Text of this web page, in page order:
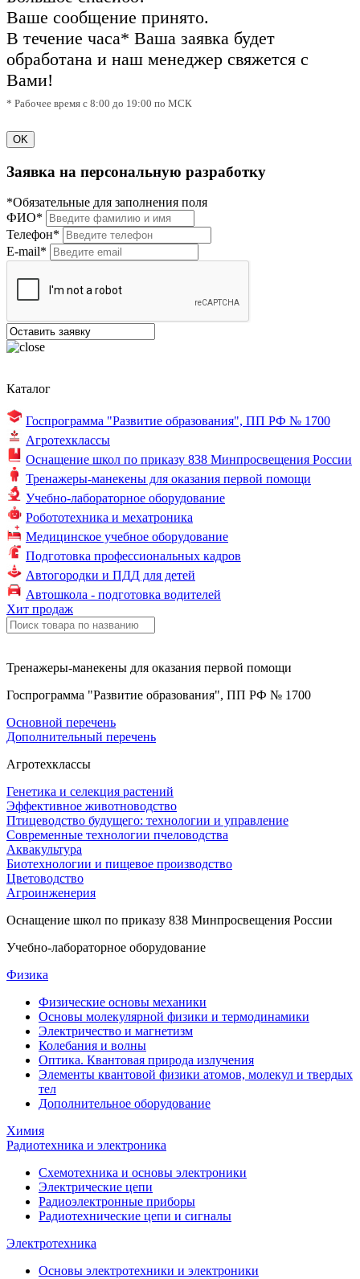
Ваше сообщение принято.
В течение часа* Ваша заявка будет
обработана и наш менеджер свяжется с
Вами!
* Рабочее время с 8:00 до 19:00 по МСК
OK
Заявка на персональную разработку
*Обязательные для заполнения поля
ФИО*
Телефон*
E-mail*
Каталог
Госпрограмма "Развитие образования", ПП РФ № 1700
Агротехклассы
Оснащение школ по приказу 838 Минпросвещения России
Тренажеры-манекены для оказания первой помощи
Учебно-лабораторное оборудование
Робототехника и мехатроника
Медицинское учебное оборудование
Подготовка профессиональных кадров
Автогородки и ПДД для детей
Автошкола - подготовка водителей
Хит продаж
Тренажеры-манекены для оказания первой помощи
Госпрограмма "Развитие образования", ПП РФ № 1700
Основной перечень
Дополнительный перечень
Агротехклассы
Генетика и селекция растений
Эффективное животноводство
Птицеводство будущего: технологии и управление
Современные технологии пчеловодства
Аквакультура
Биотехнологии и пищевое производство
Цветоводство
Агроинженерия
Оснащение школ по приказу 838 Минпросвещения России
Учебно-лабораторное оборудование
Физика
Физические основы механики
Основы молекулярной физики и термодинамики
Электричество и магнетизм
Колебания и волны
Оптика. Квантовая природа излучения
Элементы квантовой физики атомов, молекул и твердых
тел
Дополнительное оборудование
Химия
Радиотехника и электроника
Схемотехника и основы электроники
Электрические цепи
Радиоэлектронные приборы
Радиотехнические цепи и сигналы
Электротехника
Основы электротехники и электроники